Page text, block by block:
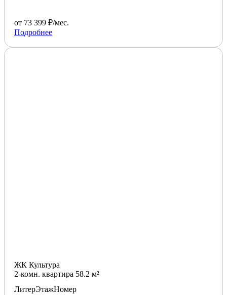
от 73 399 ₽/мес.
Подробнее
ЖК Культура
2-комн. квартира 58.2 м²
ЛитерЭтажНомер